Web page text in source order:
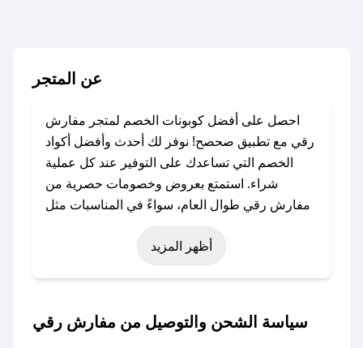
عن المتجر
احصل على أفضل كوبونات الخصم لمتجر مفارش
رقي مع تطبيق صحصح! نوفر لك أحدث وأفضل أكواد
الخصم التي تساعدك على التوفير عند كل عملية
شراء. استمتع بعروض وخصومات حصرية من
مفارش رقي طوال العام، سواءً في المناسبات مثل
عيد الفطر، عيد الأضحى، الجمعة البيضاء (شهر
نوفمبر)، رمضان، اليوم الوطني، يوم التأسيس، أو
حتى عروض خاصة أخرى.
باستخدام تطبيق صحصح، يمكنك العثور بسهولة على
أظهر المزيد
سياسة الشحن والتوصيل من مفارش رقي